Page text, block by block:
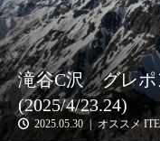
滝谷C沢 グレポ
(2025/4/23.24)
2025.05.30 オススメ